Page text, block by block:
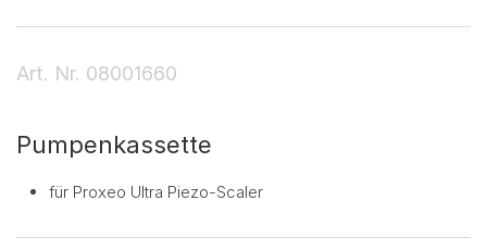
Art. Nr. 08001660
Pumpenkassette
für Proxeo Ultra Piezo-Scaler